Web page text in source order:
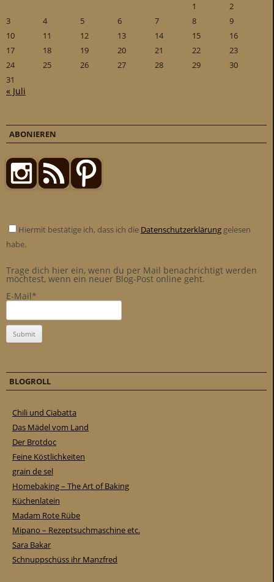
1
2
3
4 5 6 7 8
9
10
11 12 13 14 15
16
17
18 19 20 21 22
23
24
25 26 27 28 29
30
31
« Juli
ABONIEREN
Hiermit bestätige ich, dass ich die Datenschutzerklärung gelesen
habe.
Trage dich hier ein, wenn du per Mail benachrichtigt werden
möchtest, wenn ein neuer Blog-Post online geht.
E-Mail*
BLOGROLL
Chili und Ciabatta
Das Mädel vom Land
Der Brotdoc
Feine Köstlichkeiten
grain de sel
Homebaking – The Art of Baking
Küchenlatein
Madam Rote Rübe
Mipano – Rezeptsuchmaschine etc.
Sara Bakar
Schnuppschüss ihr Manzfred